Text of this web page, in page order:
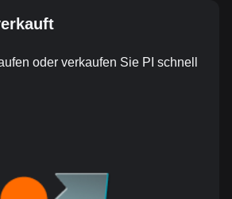
oder verkaufen Sie PI schnell